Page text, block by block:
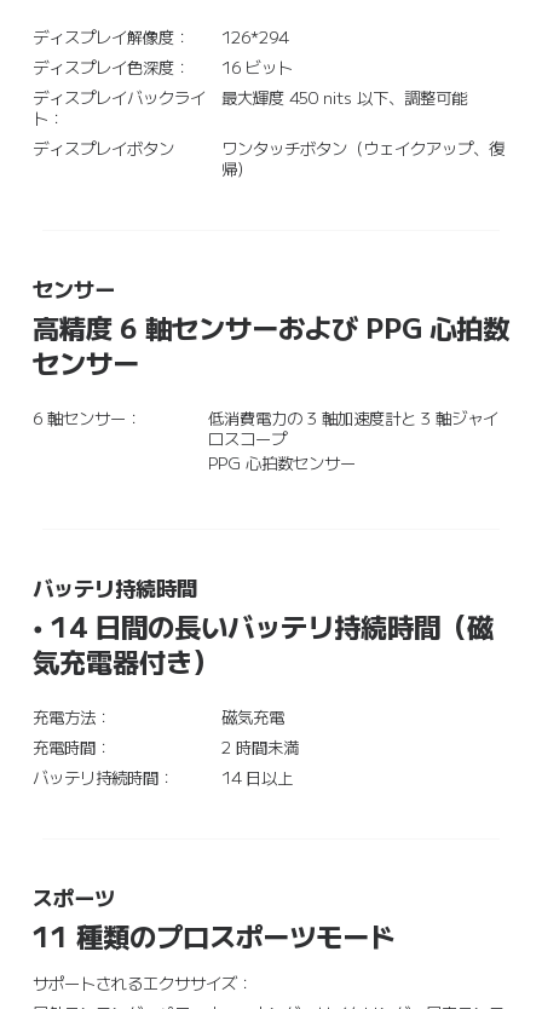
ディスプレイ解像度：
126*294
ディスプレイ色深度：
16 ビット
ディスプレイバックライ
ト：
最大輝度 450 nits 以下、調整可能
ディスプレイボタン
ワンタッチボタン（ウェイクアップ、復
帰）
センサー
高精度 6 軸センサーおよび PPG 心拍数
センサー
6 軸センサー：
低消費電力の 3 軸加速度計と 3 軸ジャイ
ロスコープ
PPG 心拍数センサー
バッテリ持続時間
• 14 日間の長いバッテリ持続時間（磁
気充電器付き）
充電方法：
磁気充電
充電時間：
2 時間未満
バッテリ持続時間：
14 日以上
スポーツ
11 種類のプロスポーツモード
サポートされるエクササイズ：